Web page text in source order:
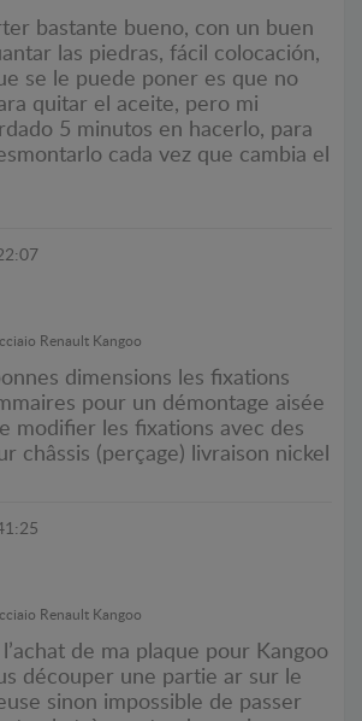
bastante bueno, con un buen
las piedras, fácil colocación,
se le puede poner es que no
quitar el aceite, pero mi
5 minutos en hacerlo, para
cada vez que cambia el
Renault Kangoo
dimensions les fixations
pour un démontage aisée
modifier les fixations avec des
châssis (perçage) livraison nickel
Renault Kangoo
de ma plaque pour Kangoo
découper une partie ar sur le
sinon impossible de passer